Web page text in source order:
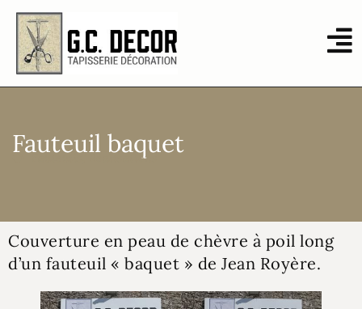
Fauteuil baquet
Réalisations
Couverture en peau de chèvre à poil long
d’un fauteuil « baquet » de Jean Royère.